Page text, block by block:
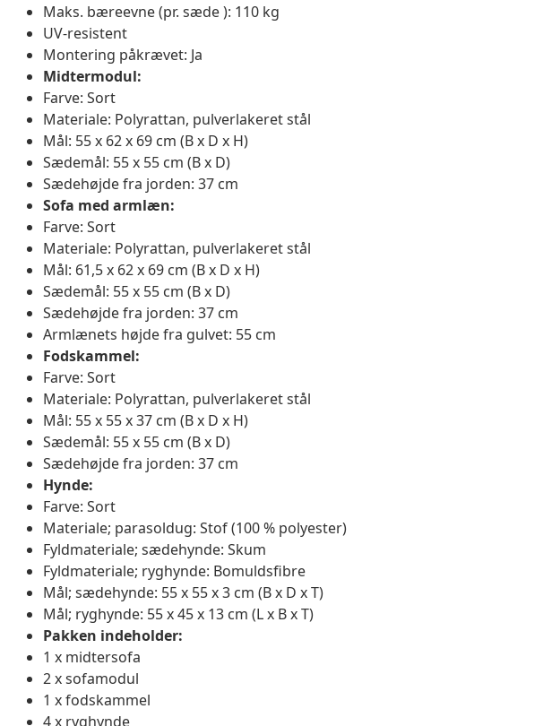
Maks. bæreevne (pr. sæde ): 110 kg
UV-resistent
Montering påkrævet: Ja
Midtermodul:
Farve: Sort
Materiale: Polyrattan, pulverlakeret stål
Mål: 55 x 62 x 69 cm (B x D x H)
Sædemål: 55 x 55 cm (B x D)
Sædehøjde fra jorden: 37 cm
Sofa med armlæn:
Farve: Sort
Materiale: Polyrattan, pulverlakeret stål
Mål: 61,5 x 62 x 69 cm (B x D x H)
Sædemål: 55 x 55 cm (B x D)
Sædehøjde fra jorden: 37 cm
Armlænets højde fra gulvet: 55 cm
Fodskammel:
Farve: Sort
Materiale: Polyrattan, pulverlakeret stål
Mål: 55 x 55 x 37 cm (B x D x H)
Sædemål: 55 x 55 cm (B x D)
Sædehøjde fra jorden: 37 cm
Hynde:
Farve: Sort
Materiale; parasoldug: Stof (100 % polyester)
Fyldmateriale; sædehynde: Skum
Fyldmateriale; ryghynde: Bomuldsfibre
Mål; sædehynde: 55 x 55 x 3 cm (B x D x T)
Mål; ryghynde: 55 x 45 x 13 cm (L x B x T)
Pakken indeholder:
1 x midtersofa
2 x sofamodul
1 x fodskammel
4 x ryghynde